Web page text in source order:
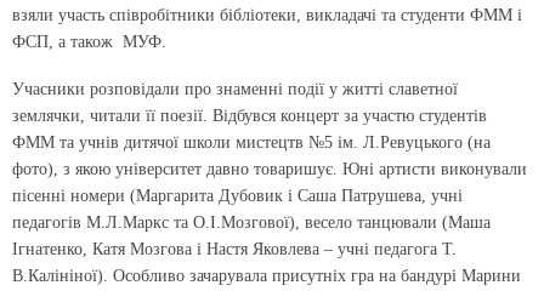
взяли участь співробітники бібліотеки, викладачі та студенти ФММ і
ФСП, а також МУФ.
Учасники розповідали про знаменні події у житті славетної
землячки, читали її поезії. Відбувся концерт за участю студентів
ФММ та учнів дитячої школи мистецтв №5 ім. Л.Ревуцького (на
фото), з якою університет давно товаришує. Юні артисти виконували
пісенні номери (Маргарита Дубовик і Саша Патрушева, учні
педагогів М.Л.Маркс та О.І.Мозгової), весело танцювали (Маша
Ігнатенко, Катя Мозгова і Настя Яковлева – учні педагога Т.
В.Калініної). Особливо зачарувала присутніх гра на бандурі Марини